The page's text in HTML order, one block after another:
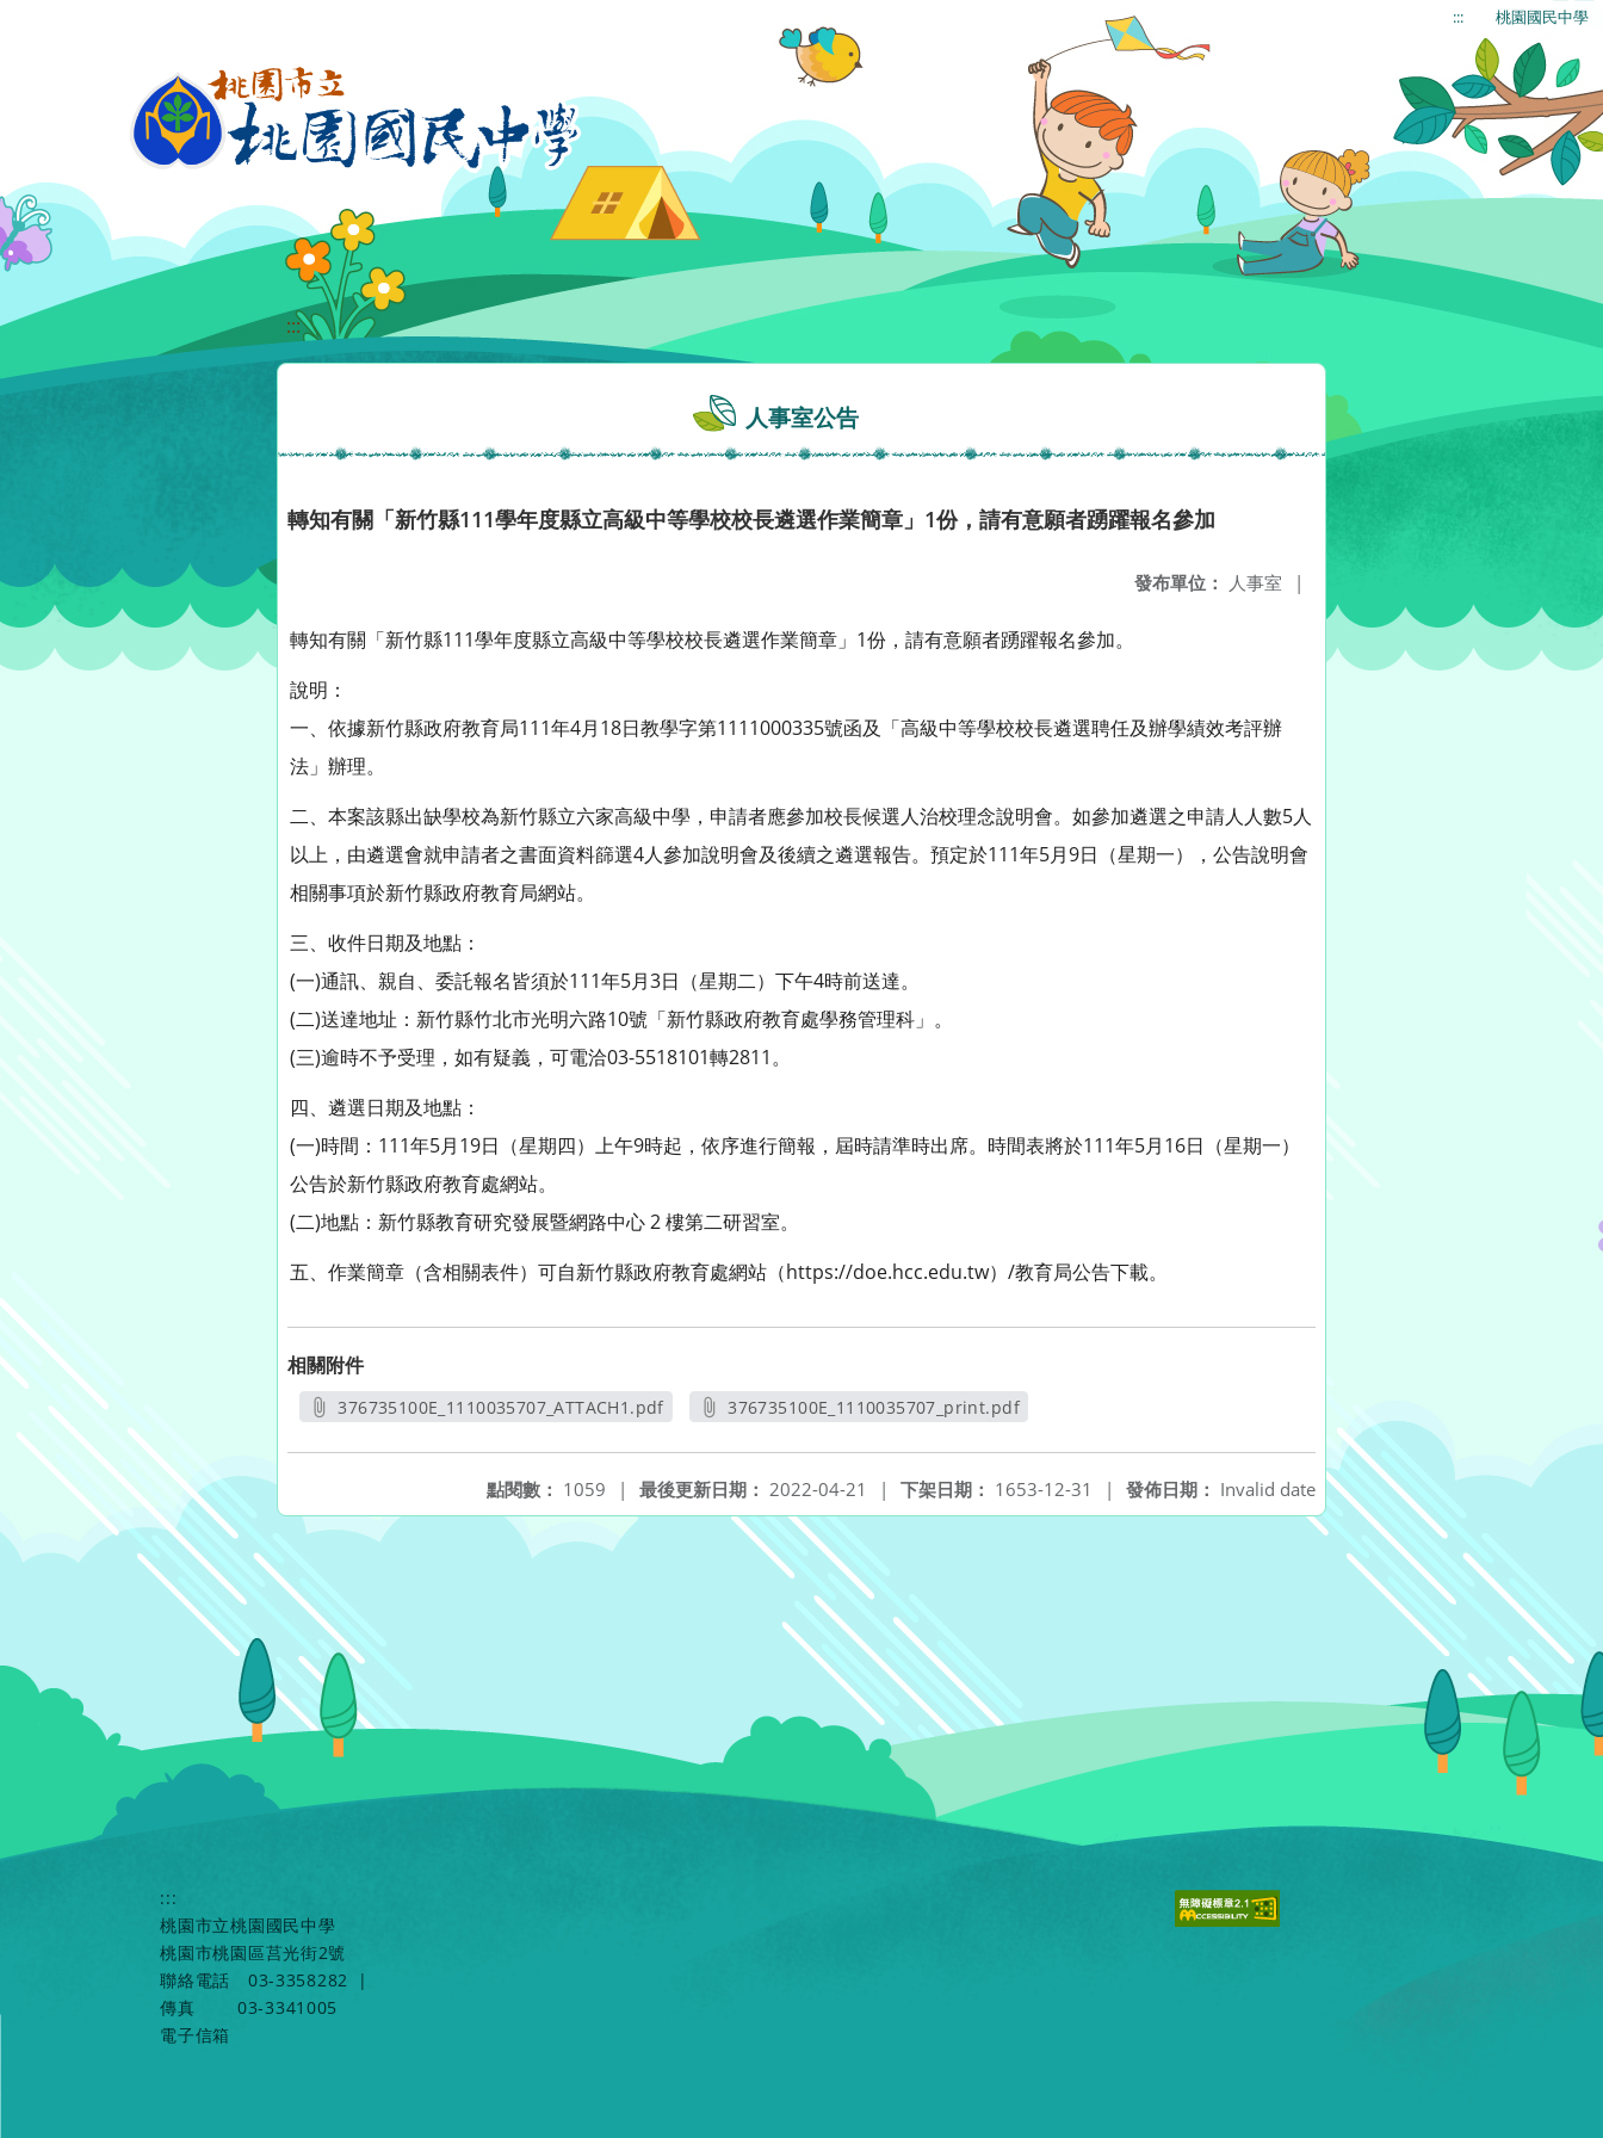
::: 桃園國民中學
:::
人事室公告
轉知有關「新竹縣111學年度縣立高級中等學校校長遴選作業簡章」1份，請有意願者踴躍報名參加
發布單位： 人事室 |
轉知有關「新竹縣111學年度縣立高級中等學校校長遴選作業簡章」1份，請有意願者踴躍報名參加。
說明：
一、依據新竹縣政府教育局111年4月18日教學字第1111000335號函及「高級中等學校校長遴選聘任及辦學績效考評辦
法」辦理。
二、本案該縣出缺學校為新竹縣立六家高級中學，申請者應參加校長候選人治校理念說明會。如參加遴選之申請人人數5人
以上，由遴選會就申請者之書面資料篩選4人參加說明會及後續之遴選報告。預定於111年5月9日（星期一），公告說明會
相關事項於新竹縣政府教育局網站。
三、收件日期及地點：
(一)通訊、親自、委託報名皆須於111年5月3日（星期二）下午4時前送達。
(二)送達地址：新竹縣竹北市光明六路10號「新竹縣政府教育處學務管理科」。
(三)逾時不予受理，如有疑義，可電洽03-5518101轉2811。
四、遴選日期及地點：
(一)時間：111年5月19日（星期四）上午9時起，依序進行簡報，屆時請準時出席。時間表將於111年5月16日（星期一）
公告於新竹縣政府教育處網站。
(二)地點：新竹縣教育研究發展暨網路中心 2 樓第二研習室。
五、作業簡章（含相關表件）可自新竹縣政府教育處網站（https://doe.hcc.edu.tw）/教育局公告下載。
相關附件
376735100E_1110035707_ATTACH1.pdf
376735100E_1110035707_print.pdf
發佈日期： Invalid date
下架日期： 1653-12-31 |
最後更新日期： 2022-04-21 |
點閱數： 1059 |
:::
桃園市立桃園國民中學
桃園市桃園區莒光街2號
聯絡電話
03-3358282
|
傳真
03-3341005
電子信箱